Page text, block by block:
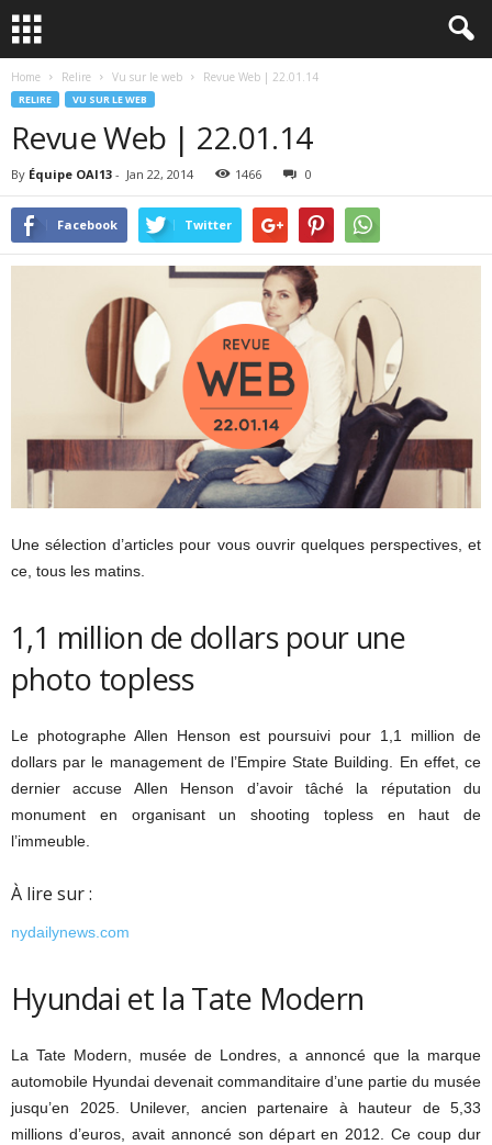
Home Relire Vu sur le web Revue Web | 22.01.14
RELIRE VU SUR LE WEB
Revue Web | 22.01.14
By Équipe OAI13 - Jan 22, 2014 1466 0
Facebook Twitter
Une sélection d’articles pour vous ouvrir quelques perspectives, et
ce, tous les matins.
1,1 million de dollars pour une
photo topless
Le photographe Allen Henson est poursuivi pour 1,1 million de
dollars par le management de l’Empire State Building. En effet, ce
dernier accuse Allen Henson d’avoir tâché la réputation du
monument en organisant un shooting topless en haut de
l’immeuble.
À lire sur :
nydailynews.com
Hyundai et la Tate Modern
La Tate Modern, musée de Londres, a annoncé que la marque
automobile Hyundai devenait commanditaire d’une partie du musée
jusqu’en 2025. Unilever, ancien partenaire à hauteur de 5,33
millions d’euros, avait annoncé son départ en 2012. Ce coup dur